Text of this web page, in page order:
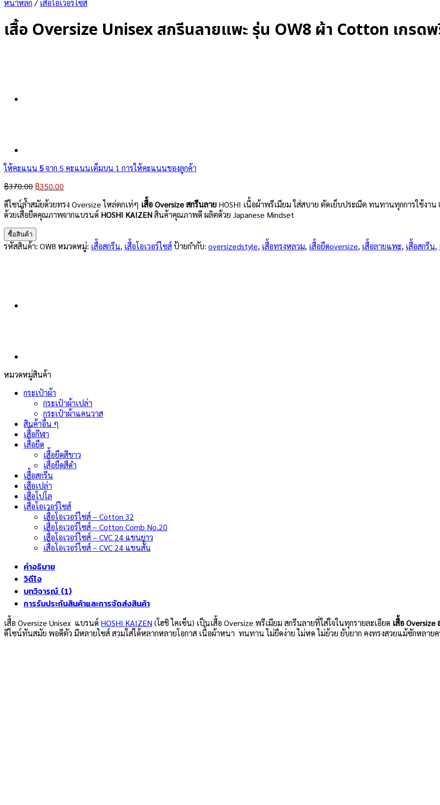
หน้าหลัก / เสื้อโอเวอร์ไซส์
เสื้อ Oversize Unisex สกรีนลายแพะ รุ่น OW8 ผ้า Cotton เกรด
ให้คะแนน 5จาก 5 คะแนนเต็มบน 1 การให้คะแนนของลูกค้า
฿370.00 Original
was:
฿370.00.
฿350.00
is:
฿350.00.
ดีไซน์ล้ำสมัยด้วยทรง Oversize ไหล่ตกเท่ๆ เสื้อ Oversize สกรีนลาย HOSHI เนื้อผ้าพรีเมียม ใส่สบาย ตัดเย็บประณีต ทนทานทุกการใช้งา
ด้วยเสื้อยืดคุณภาพจากแบรนด์ HOSHI KAIZENสินค้าคุณภาพดี ผลิตด้วย Japanese Mindset
ซื้อสินค้า
รหัสสินค้า: OW8 หมวดหมู่: เสื้อสกรีน, เสื้อโอเวอร์ไซส์ป้ายกำกับ: oversizedstyle, เสื้อทรงหลวม, เสื้อยืดoversize, เสื้อลายแพะ, เสื้อสกรีน,
หมวดหมู่สินค้า
กระเป๋าผ้า
กระเป๋าผ้าเปล่า
กระเป๋าผ้าแคนวาส
สินค้าอื่น ๆ
เสื้อกีฬา
เสื้อยืด
เสื้อยืดสีขาว
เสื้อยืดสีดำ
เสื้อสกรีน
เสื้อเปล่า
เสื้อโปโล
เสื้อโอเวอร์ไซส์
เสื้อโอเวอร์ไซส์ – Cotton 32
เสื้อโอเวอร์ไซส์ – Cotton Comb No.20
เสื้อโอเวอร์ไซส์ – CVC 24 แขนยาว
เสื้อโอเวอร์ไซส์ – CVC 24 แขนสั้น
คำอธิบาย
วิดีโอ
บทวิจารณ์ (1)
การรับประกันสินค้าและการจัดส่งสินค้า
เสื้อ Oversize Unisex แบรนด์ HOSHI KAIZEN (โฮชิ ไคเซ็น) เป็นเสื้อ Oversize พรีเมียม สกรีนลายที่ใส่ใจในทุกรายละเอียด เสื้อ Oversize
ดีไซน์ทันสมัย พอดีตัว มีหลายไซส์ สวมใส่ได้หลากหลายโอกาส เนื้อผ้าหนา ทนทาน ไม่ยืดง่าย ไม่หด ไม่ย้วย ยับยาก คงทรงสวยแม้ซักหลายค